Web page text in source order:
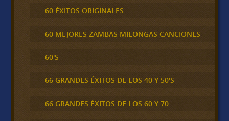
60 ÉXITOS ORIGINALES
60 MEJORES ZAMBAS MILONGAS CANCIONES
60'S
66 GRANDES ÉXITOS DE LOS 40 Y 50'S
66 GRANDES ÉXITOS DE LOS 60 Y 70